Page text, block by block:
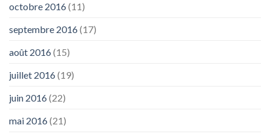
octobre 2016(11)
septembre 2016(17)
août 2016(15)
juillet 2016(19)
juin 2016(22)
mai 2016(21)